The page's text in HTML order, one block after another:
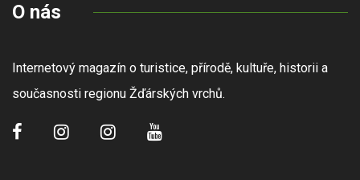
O nás
Internetový magazín o turistice, přírodě, kultuře, historii a
současnosti regionu Žďárských vrchů.